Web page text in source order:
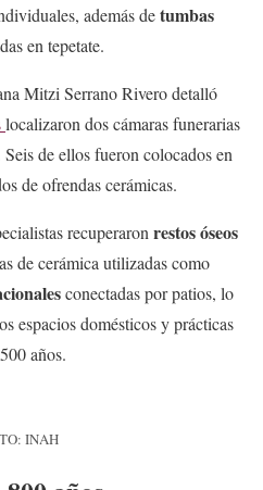
además detumbas
en tepetate.
Mitzi Serrano Rivero detalló
localizaron dos cámaras funerarias
de ellos fueron colocados en
de ofrendas cerámicas.
recuperaron restos óseos
de cerámica utilizadas como
conectadas por patios, lo
espacios domésticos y prácticas
años.
INAH